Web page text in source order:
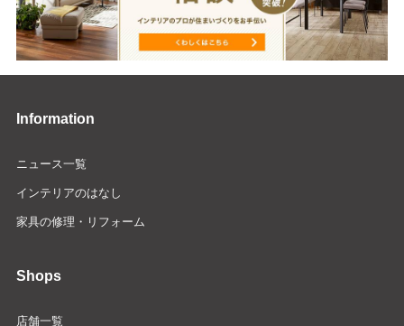
Information
ニュース一覧
インテリアのはなし
家具の修理・リフォーム
Shops
店舗一覧